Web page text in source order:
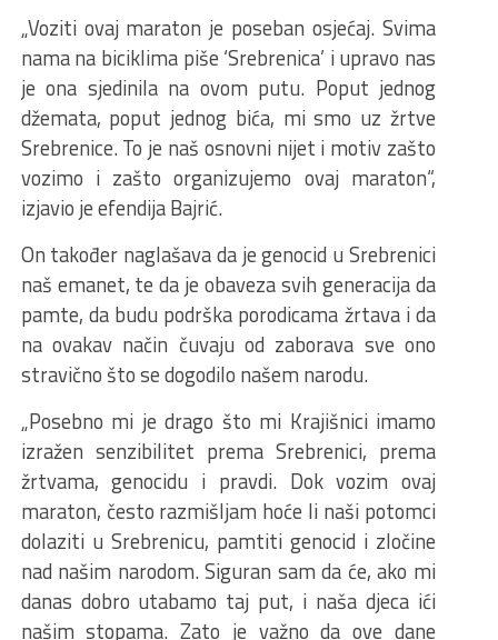
„Voziti ovaj maraton je poseban osjećaj. Svima
nama na biciklima piše ‘Srebrenica’ i upravo nas
je ona sjedinila na ovom putu. Poput jednog
džemata, poput jednog bića, mi smo uz žrtve
Srebrenice. To je naš osnovni nijet i motiv zašto
vozimo i zašto organizujemo ovaj maraton“,
izjavio je efendija Bajrić.
On također naglašava da je genocid u Srebrenici
naš emanet, te da je obaveza svih generacija da
pamte, da budu podrška porodicama žrtava i da
na ovakav način čuvaju od zaborava sve ono
stravično što se dogodilo našem narodu.
„Posebno mi je drago što mi Krajišnici imamo
izražen senzibilitet prema Srebrenici, prema
žrtvama, genocidu i pravdi. Dok vozim ovaj
maraton, često razmišljam hoće li naši potomci
dolaziti u Srebrenicu, pamtiti genocid i zločine
nad našim narodom. Siguran sam da će, ako mi
danas dobro utabamo taj put, i naša djeca ići
našim stopama. Zato je važno da ove dane